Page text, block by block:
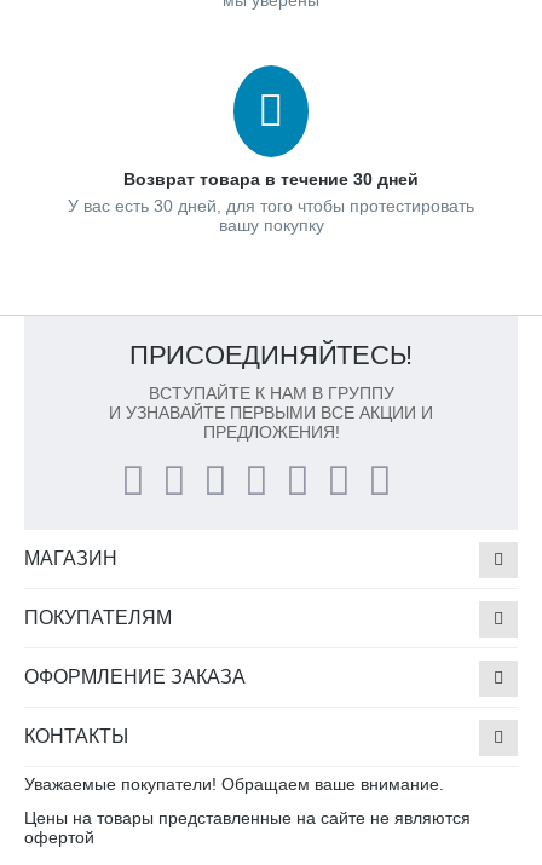
Возврат товара в течение 30 дней
У вас есть 30 дней, для того чтобы протестировать
вашу покупку
ПРИСОЕДИНЯЙТЕСЬ!
ВСТУПАЙТЕ К НАМ В ГРУППУ
И УЗНАВАЙТЕ ПЕРВЫМИ ВСЕ АКЦИИ И
ПРЕДЛОЖЕНИЯ!
МАГАЗИН
ПОКУПАТЕЛЯМ
ОФОРМЛЕНИЕ ЗАКАЗА
КОНТАКТЫ
Уважаемые покупатели! Обращаем ваше внимание.
Цены на товары представленные на сайте не являются
офертой